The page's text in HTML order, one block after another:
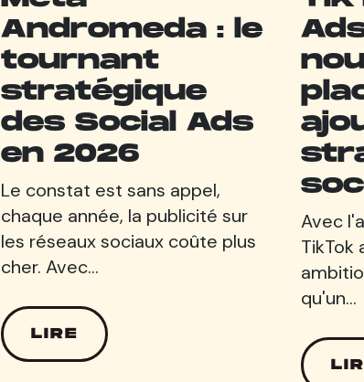
Andromeda : le
tournant
stratégique
des Social Ads
en 2026
Le constat est sans appel,
chaque année, la publicité sur
les réseaux sociaux coûte plus
cher. Avec…
LIRE
Avec
TikTok
qu'un…